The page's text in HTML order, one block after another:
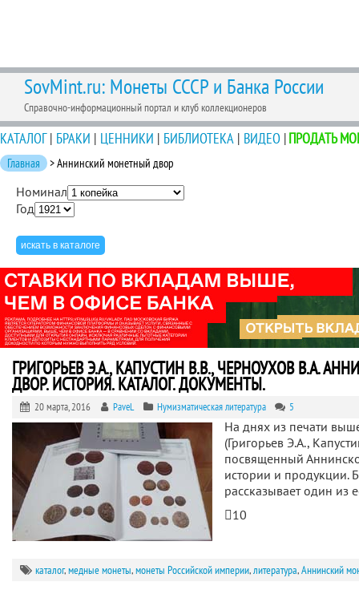
SovMint.ru: Монеты СССР и Банка России
Справочно-информационный портал и клуб коллекционеров
КАТАЛОГ| БРАКИ | ЦЕННИКИ | БИБЛИОТЕКА | ВИДЕО |ПРОДАТЬ
Главная > Аннинский монетный двор
Номинал
Год
ГРИГОРЬЕВ Э.А., КАПУСТИН В.В., ЧЕРНОУХОВ В.А.
ДВОР. ИСТОРИЯ. КАТАЛОГ. ДОКУМЕНТЫ.
20 марта, 2016 PaveL Нумизматическая литература 5
На днях из печати
(Григорьев Э.А.,
посвященный
истории и продукции.
рассказывает один из
10
каталог,медные монеты,монеты Российской империи,литература,Аннинский